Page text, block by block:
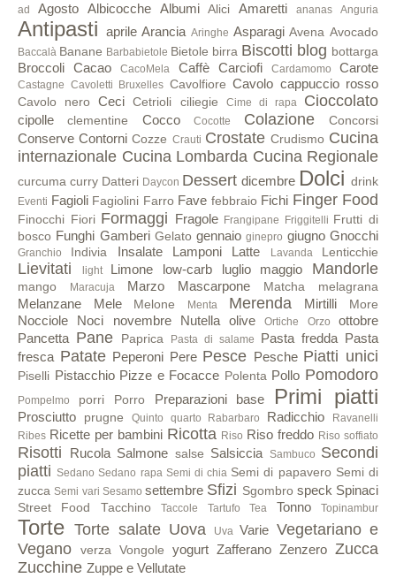
ad Agosto Albicocche Albumi Alici Amaretti ananas Anguria
Antipasti aprile Arancia Aringhe Asparagi Avena Avocado
Baccalà Banane Barbabietole Bietole birra Biscotti blog bottarga
Broccoli Cacao CacoMela Caffè Carciofi Cardamomo Carote
Castagne Cavoletti Bruxelles Cavolfiore Cavolo cappuccio rosso
Cavolo nero Ceci Cetrioli ciliegie Cime di rapa Cioccolato
cipolle clementine Cocco Cocotte Colazione Concorsi
Conserve Contorni Cozze Crauti Crostate Crudismo Cucina
internazionale Cucina Lombarda Cucina Regionale
curcuma curry Datteri Daycon Dessert dicembre Dolci drink
Eventi Fagioli Fagiolini Farro Fave febbraio Fichi Finger Food
Finocchi Fiori Formaggi Fragole Frangipane Friggitelli Frutti di
bosco Funghi Gamberi Gelato gennaio ginepro giugno Gnocchi
Granchio Indivia Insalate Lamponi Latte Lavanda Lenticchie
Lievitati light Limone low-carb luglio maggio Mandorle
mango Maracuja Marzo Mascarpone Matcha melagrana
Melanzane Mele Melone Menta Merenda Mirtilli More
Nocciole Noci novembre Nutella olive Ortiche Orzo
ottobre
Pancetta Pane Paprica Pasta di salame Pasta fredda Pasta
fresca Patate Peperoni Pere Pesce Pesche Piatti unici
Piselli Pistacchio Pizze e Focacce Polenta Pollo Pomodoro
Pompelmo porri Porro Preparazioni base Primi piatti
Prosciutto prugne Quinto quarto Rabarbaro Radicchio
Ravanelli
Ribes Ricette per bambini Ricotta Riso Riso freddo Riso soffiato
Risotti Rucola Salmone salse Salsiccia Sambuco Secondi
piatti Sedano Sedano rapa Semi di chia Semi di papavero Semi di
zucca Semi vari Sesamo settembre Sfizi Sgombro speck Spinaci
Street Food Tacchino Taccole Tartufo Tea Tonno Topinambur
Torte Torte salate Uova Uva Varie Vegetariano e
Vegano
verza Vongole yogurt Zafferano Zenzero Zucca
Zucchine Zuppe e Vellutate